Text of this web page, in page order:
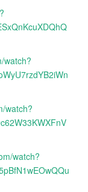
watch?
watch?
watch?